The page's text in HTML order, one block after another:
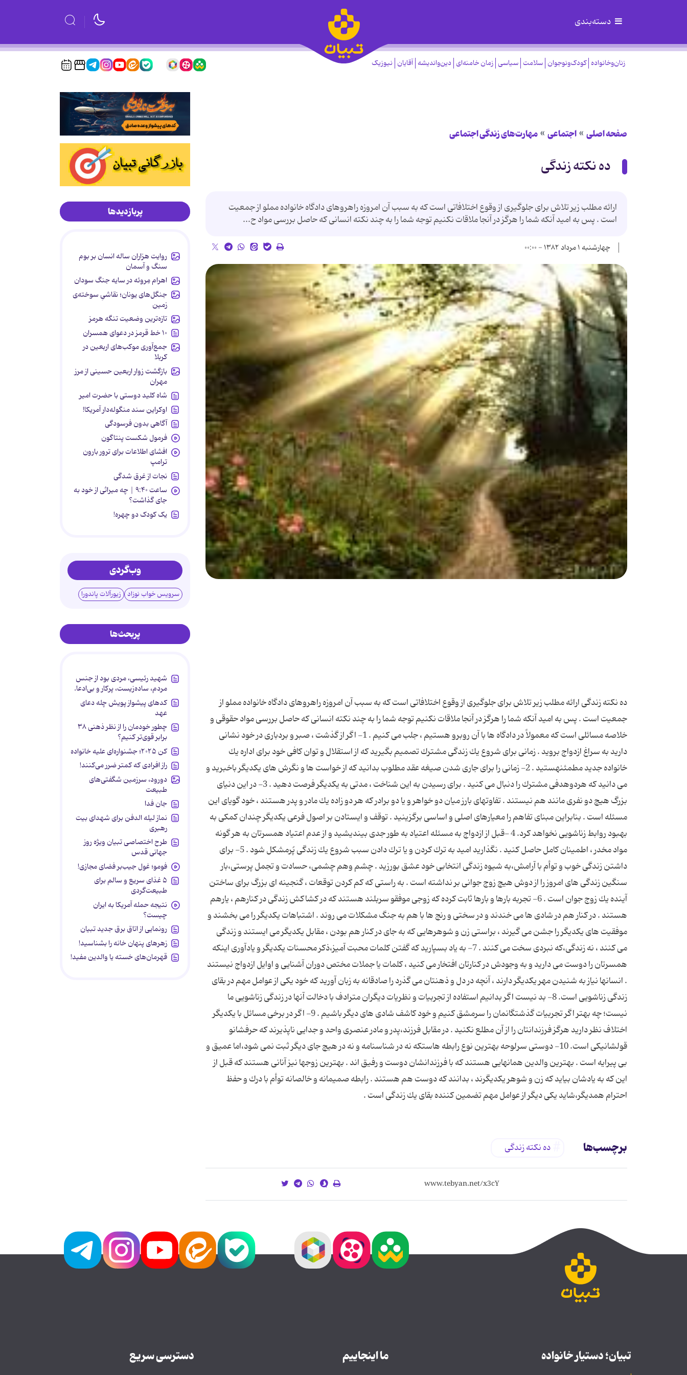
دسته‌بندی
زنان‌وخانواده کودک‌ونوجوان سلامت سیاسی زمان خامنه‌ای دین‌واندیشه آقایان نیوزیک
صفحه اصلی اجتماعی مهارت‌های زندگی اجتماعی
ده نكته زندگی
ارائه مطلب زیر تلاش برای جلوگیری از وقوع اختلافاتی است كه به سبب آن امروزه راهروهای دادگاه خانواده مملو از جمعیت
است . پس به امید آنكه شما را هرگز در آنجا ملاقات نكنیم توجه شما را به چند نكته انسانی كه حاصل بررسی مواد ح...
چهارشنبه ۱ مرداد ۱۳۸۲ - ۰۰:۰۰
ده نكته زندگی ارائه مطلب زیر تلاش برای جلوگیری از وقوع اختلافاتی است كه به سبب آن امروزه راهروهای دادگاه خانواده مملو از
جمعیت است . پس به امید آنكه شما را هرگز در آنجا ملاقات نكنیم توجه شما را به چند نكته انسانی كه حاصل بررسی مواد حقوقی و
خلاصه مسائلی است كه معمولاً در دادگاه ها با آن روبرو هستیم ، جلب می كنیم . 1- اگر از گذشت ، صبر و بردباری در خود نشانی
دارید به سراغ ازدواج بروید . زمانی برای شروع یك زندگی مشترك تصمیم بگیرید كه از استقلال و توان كافی خود برای اداره یك
خانواده جدید مطمئنهستید . 2- زمانی را برای جاری شدن صیغه عقد مطلوب بدانید كه از خواست ها و نگرش های یكدیگر باخبرید و
می دانید كه هردوهدفی مشترك را دنبال می كنید . برای رسیدن به این شناخت ، مدتی به یكدیگر فرصت دهید . 3- در این دنیای
بزرگ هیچ دو نفری مانند هم نیستند . تفاوتهای بارز میان دو خواهر و یا دو برادر كه هر دو زاده یك مادر و پدر هستند ، خود گویای این
مسئله است . بنابراین مبنای تفاهم را معیارهای اصلی و اساسی برگزینید . توقف و ایستادن بر اصول فرعی یكدیگر چندان كمكی به
بهبود روابط زناشویی نخواهد كرد. 4 -قبل از ازدواج به مسئله اعتیاد به طور جدی بیندیشید و از عدم اعتیاد همسرتان به هر گونه
مواد مخدر ، اطمینان كامل حاصل كنید . نگذارید امید به ترك كردن و یا ترك دادن سبب شروع یك زندگی پُرمشكل شود . 5- برای
داشتن زندگی خوب و توأم با آرامش،به شیوه زندگی انتخابی خود عشق بورزید . چشم وهم چشمی، حسادت و تجمل پرستی،بار
سنگین زندگی های امروز را از دوش هیچ زوج جوانی بر نداشته است . به راستی كه كم كردن توقعات ، گنجینه ای بزرگ برای ساختن
آینده یك زوج جوان است . 6- تجربه بارها و بارها ثابت كرده كه زوجی موفقو سربلند هستند كه در كشاكش زندگی در كنارهم ، یارهم
هستند . در كنار هم در شادی ها می خندند و در سختی و رنج ها با هم به جنگ مشكلات می روند . اشتباهات یكدیگر را می بخشند و
موفقیت های یكدیگر را جشن می گیرند ، براستی زن و شوهرهایی كه به جای در كنار هم بودن ، مقابل یكدیگر می ایستند و زندگی
می كنند ، نه زندگی،كه نبردی سخت می كنند . 7- به یاد بسپارید كه گفتن كلمات محبت آمیز،ذكر محسنات یكدیگر و یادآوری اینكه
همسرتان را دوست می دارید و به وجودش در كنارتان افتخار می كنید ، كلمات یا جملات مختص دوران آشنایی و اوایل ازدواج نیستند
. انسانها نیاز به شنیدن مهر یكدیگر دارند ، آنچه در دل و ذهنتان می گذرد را صادقانه به زبان آورید كه خود یكی از عوامل مهم در بقای
زندگی زناشویی است. 8- بد نیست اگر بدانیم استفاده از تجربیات و نظریات دیگران مترادف با دخالت آنها در زندگی زناشویی ما
نیست؛ چه بهتر اگر تجربیات گذشتگانمان را سرمشق كنیم و خود كاشف شادی های دیگر باشیم . 9- اگر در برخی مسائل با یكدیگر
اختلاف نظر دارید هرگز فرزندانتان را از آن مطلع نكنید . در مقابل فرزند،پدر و مادر عنصری واحد و جدایی ناپذیرند كه حرفشانو
قولشانیكی است. 10- دوستی سرلوحه بهترین نوع رابطه هاستكه نه در شناسنامه و نه در هیچ جای دیگر ثبت نمی شود،اما عمیق و
بی پیرایه است . بهترین والدین همانهایی هستند كه با فرزندانشان دوست و رفیق اند . بهترین زوجها نیز آنانی هستند كه قبل از
این كه به یادشان بیاید كه زن و شوهر یكدیگرند ، بدانند كه دوست هم هستند . رابطه صمیمانه و خالصانه توأم با درك و حفظ
احترام همدیگر،شاید یكی دیگر از عوامل مهم تضمین كننده بقای یك زندگی است .
برچسب‌ها ده نكته زندگی
پربازدیدها
روایت هزاران ساله انسان بر بوم
سنگ و آسمان
اهرام مِروئه در سایه جنگ سودان
جنگل‌های یونان؛ نقاشیِ سوخته‌ی
زمین
تازه‌ترین وضعیت تنگه هرمز
۱۰ خط قرمز در دعوای همسران
جمع‌آوری موکب‌های اربعین در
کربلا
بازگشت زوار اربعین حسینی از مرز
مهران
شاه کلید دوستی با حضرت امیر
اوکراین سند منگوله‌دار آمریکا!
آگاهی بدون فرسودگی
فرمول شکست پنتاگون
افشای اطلاعات برای ترور بارون
ترامپ
نجات از غرق شدگی
ساعت ۹:۴۰ | چه میراثی از خود به
جای گذاشت؟
یک کودک دو چهره!
وب‌گردی
سرویس خواب نوزاد زیورآلات پاندورا
پربحث‌ها
شهید رئیسی، مردی بود از جنس
مردم، ساده‌زیست، پرکار و بی‌ادعا.
کدهای پیشواز پویش چله دعای
عهد
چطور خودمان را از نظر ذهنی ۳۸
برابر قوی‌تر کنیم؟
کن ۲۰۲۵؛ جشنواره‌ای علیه خانواده
راز افرادی که کمتر ضرر می‌کنند!
دورود، سرزمین شگفتی‌های
طبیعت
جان فدا
نماز لیله الدفن برای شهدای بیت
رهبری
طرح اختصاصی تبیان ویژه روز
جهانی قدس
فومو؛ غول جیب‌بر فضای مجازی!
۵ غذای سریع و سالم برای
طبیعت‌گردی
نتیجه حمله آمریکا به ایران
چیست؟
رونمایی از اتاق برق جدید تبیان
زهرهای پنهان خانه را بشناسید!
قهرمان‌های خسته یا والدین مفید!
تبیان؛ دستیار خانواده ما اینجاییم دسترسی سریع